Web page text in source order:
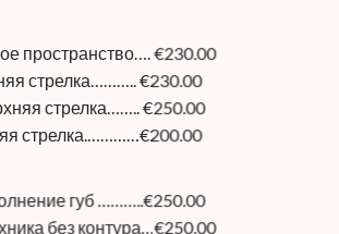
пространство…. €230.00
стрелка……….. €230.00
стрелка…….. €250.00
стрелка.…………€200.00
губ ………..€250.00
без контура…€250.00